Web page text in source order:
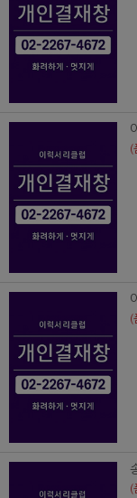
(
(
(